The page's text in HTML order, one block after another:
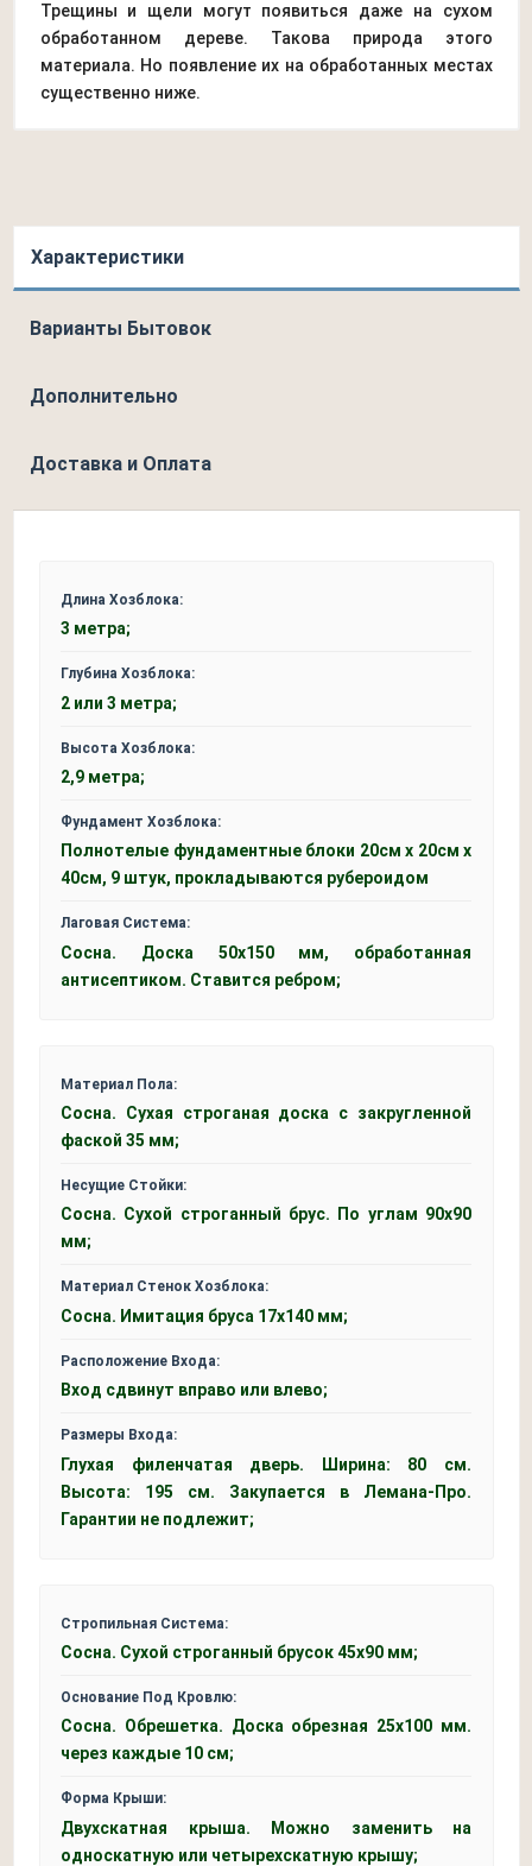
Трещины и щели могут появиться даже на сухом
обработанном дереве. Такова природа этого
материала. Но появление их на обработанных местах
существенно ниже.
Характеристики
Варианты Бытовок
Дополнительно
Доставка и Оплата
Длина Хозблока:
3 метра;
Глубина Хозблока:
2 или 3 метра;
Высота Хозблока:
2,9 метра;
Фундамент Хозблока:
Полнотелые фундаментные блоки 20см x 20см x
40см, 9 штук, прокладываются рубероидом
Лаговая Система:
Сосна. Доска 50x150 мм, обработанная
антисептиком. Ставится ребром;
Материал Пола:
Сосна. Сухая строганая доска с закругленной
фаской 35 мм;
Несущие Стойки:
Сосна. Сухой строганный брус. По углам 90х90
мм;
Материал Стенок Хозблока:
Сосна. Имитация бруса 17х140 мм;
Расположение Входа:
Вход сдвинут вправо или влево;
Размеры Входа:
Глухая филенчатая дверь. Ширина: 80 см.
Высота: 195 см. Закупается в Лемана-Про.
Гарантии не подлежит;
Стропильная Система:
Сосна. Сухой строганный брусок 45x90 мм;
Основание Под Кровлю:
Сосна. Обрешетка. Доска обрезная 25х100 мм.
через каждые 10 см;
Форма Крыши:
Двухскатная крыша. Можно заменить на
односкатную или четырехскатную крышу;